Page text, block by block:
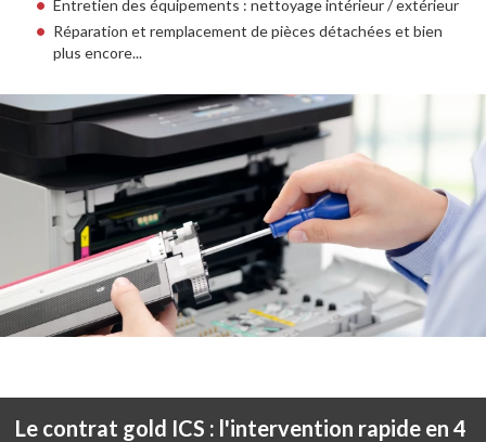
Entretien des équipements : nettoyage intérieur / extérieur
Réparation et remplacement de pièces détachées et bien
plus encore...
Le contrat gold ICS : l'intervention rapide en 4